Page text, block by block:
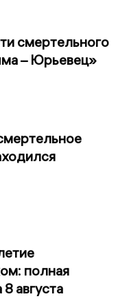
смертельного
– Юрьевец»
полная
августа